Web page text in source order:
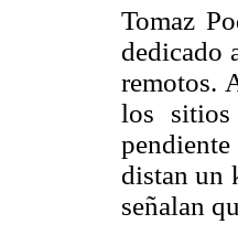
Tomaz
dedicado
remotos.
los sitios
distan un
señalan